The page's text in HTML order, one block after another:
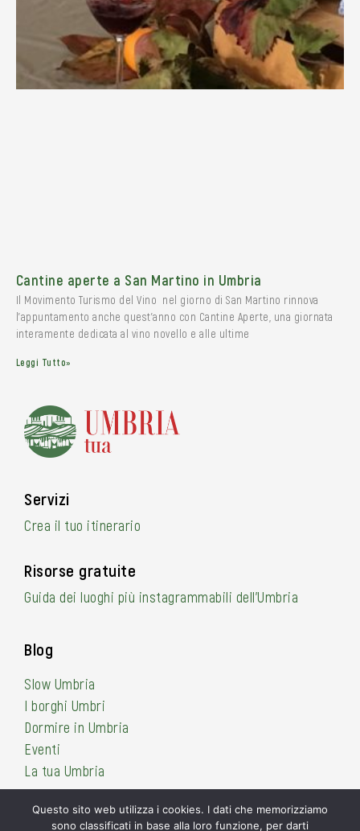
Cantine aperte a San Martino in Umbria
Il Movimento Turismo del Vino nel giorno di San Martino rinnova
l’appuntamento anche quest’anno con Cantine Aperte, una giornata
interamente dedicata al vino novello e alle ultime
Leggi Tutto»
Servizi
Crea il tuo itinerario
Risorse gratuite
Guida dei luoghi più instagrammabili dell’Umbria
Blog
Slow Umbria
I borghi Umbri
Dormire in Umbria
Eventi
La tua Umbria
Questo sito web utilizza i cookies. I dati che memorizziamo
sono classificati in base alla loro funzione, per darti